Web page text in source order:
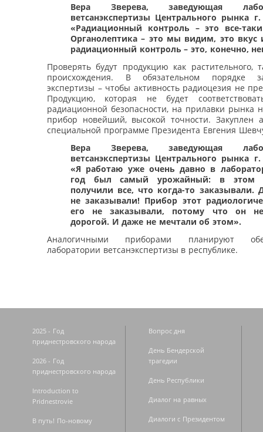
Вера Зверева, заведующая
ветсанэкспертизы Центрального рынка
«Радиационный контроль – это все-
Органолептика – это мы видим, это вкус
радиационный контроль – это, конечно,
Проверять будут продукцию как растительного,
происхождения. В обязательном порядке
экспертизы – чтобы активность радиоцезия не
Продукцию, которая не будет
радиационной безопасности, на прилавки рынка
прибор новейший, высокой точности. Закуплен
специальной программе Президента Евгения
Вера Зверева, заведующая
ветсанэкспертизы Центрального рынка
«Я работаю уже очень давно в
год был самый урожайный: в этом
получили все, что когда-то заказывали.
не заказывали! Прибор этот
его не заказывали, потому что он
дорогой. И даже не мечтали об этом».
Аналогичными приборами планируют
лаборатории ветсанэкспертизы в республике.
2025 - Год
приднестровского народа
2026 - Год
приднестровского народа
Introduction to
Pridnestrovie
В путь! По-новому
Вопрос дня
День Бендерской
трагедии
День Республики
Диалог на равных
Диалоги с Президентом